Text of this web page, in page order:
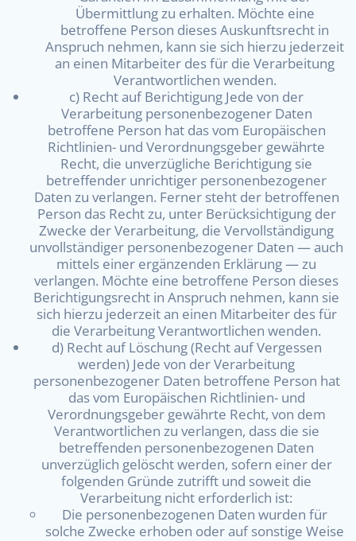
Übermittlung zu erhalten. Möchte eine
betroffene Person dieses Auskunftsrecht in
Anspruch nehmen, kann sie sich hierzu jederzeit
an einen Mitarbeiter des für die Verarbeitung
Verantwortlichen wenden.
c) Recht auf Berichtigung Jede von der
Verarbeitung personenbezogener Daten
betroffene Person hat das vom Europäischen
Richtlinien- und Verordnungsgeber gewährte
Recht, die unverzügliche Berichtigung sie
betreffender unrichtiger personenbezogener
Daten zu verlangen. Ferner steht der betroffenen
Person das Recht zu, unter Berücksichtigung der
Zwecke der Verarbeitung, die Vervollständigung
unvollständiger personenbezogener Daten — auch
mittels einer ergänzenden Erklärung — zu
verlangen. Möchte eine betroffene Person dieses
Berichtigungsrecht in Anspruch nehmen, kann sie
sich hierzu jederzeit an einen Mitarbeiter des für
die Verarbeitung Verantwortlichen wenden.
d) Recht auf Löschung (Recht auf Vergessen
werden) Jede von der Verarbeitung
personenbezogener Daten betroffene Person hat
das vom Europäischen Richtlinien- und
Verordnungsgeber gewährte Recht, von dem
Verantwortlichen zu verlangen, dass die sie
betreffenden personenbezogenen Daten
unverzüglich gelöscht werden, sofern einer der
folgenden Gründe zutrifft und soweit die
Verarbeitung nicht erforderlich ist:
Die personenbezogenen Daten wurden für
solche Zwecke erhoben oder auf sonstige Weise